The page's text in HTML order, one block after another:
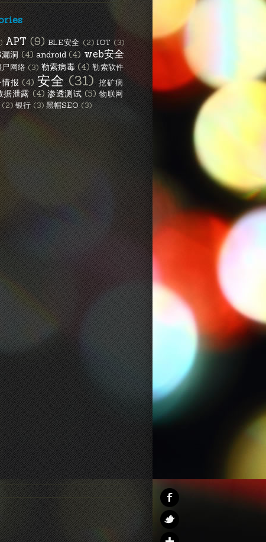
APT (9) BLE安全 (2) IOT (3)
洞 (4) android (4) web安全
尸网络 (3) 勒索病毒 (4) 勒索软件
报 (4) 安全 (31) 挖矿病
据泄露 (4) 渗透测试 (5) 物联网
(2) 银行 (3) 黑帽SEO (3)